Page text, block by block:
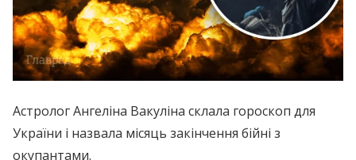
Астролог Ангеліна Вакуліна склала гороскоп для
України і назвала місяць закінчення бійні з
окупантами.